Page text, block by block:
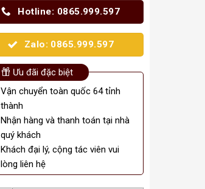
Hotline: 0865.999.597
Zalo: 0865.999.597
Ưu đãi đặc biệt
Vận chuyển toàn quốc 64 tỉnh
thành
Nhận hàng và thanh toán tại nhà
quý khách
Khách đại lý, cộng tác viên vui
lòng liên hệ